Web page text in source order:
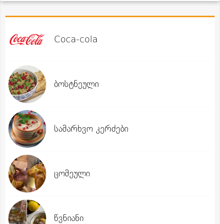
Coca-cola
ბოსტნეული
სამარხვო კერძები
ცომეული
წვნიანი